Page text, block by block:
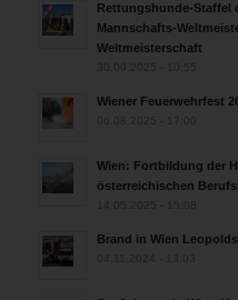
Rettungshunde-Staffel
Mannschafts-
Weltmeisterschaft
Wiener Feuerwehrfest
Wien: Fortbildung der
österreichischen
Brand in Wien